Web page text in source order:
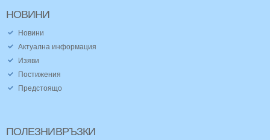
НОВИНИ
Новини
Актуална информация
Изяви
Постижения
Предстоящо
ПОЛЕЗНИВРЪЗКИ